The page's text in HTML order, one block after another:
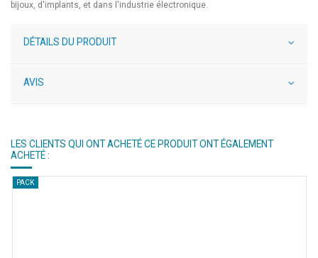
bijoux, d'implants, et dans l'industrie électronique.
DÉTAILS DU PRODUIT
AVIS
LES CLIENTS QUI ONT ACHETÉ CE PRODUIT ONT ÉGALEMENT
ACHETÉ :
PACK